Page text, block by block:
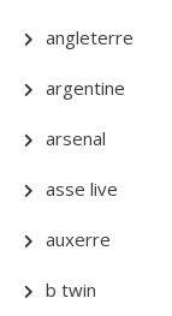
angleterre
argentine
arsenal
asse live
auxerre
b twin